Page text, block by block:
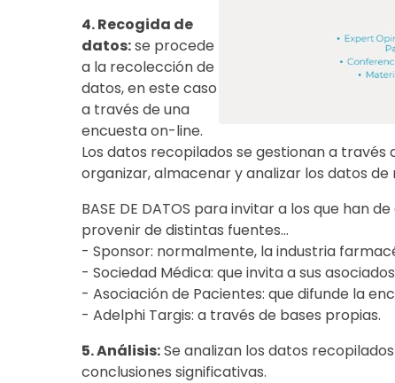
4. Recogida de
datos:se procede
a la recolección de
datos, en este caso
a través de una
encuesta on-line.
Los datos recopilados se gestionan a
organizar, almacenar y analizar los datos
BASE DE DATOS para invitar a los que han
provenir de distintas fuentes...
- Sponsor: normalmente, la industria
- Sociedad Médica: que invita a sus
- Asociación de Pacientes: que difunde la
- Adelphi Targis: a través de bases propias.
5. Análisis:Se analizan los datos
conclusiones significativas.